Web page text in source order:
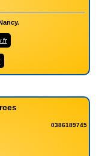
0386189745